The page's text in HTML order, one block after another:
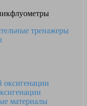
тренажеры
материалы